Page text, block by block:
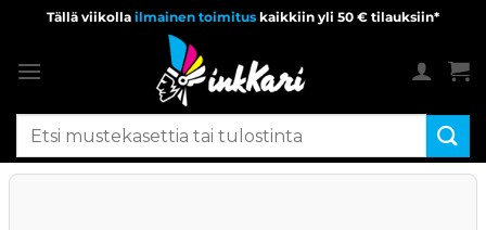
content
Tällä viikolla ilmainen toimitus kaikkiin yli 50 € tilauksiin*
Etsi: